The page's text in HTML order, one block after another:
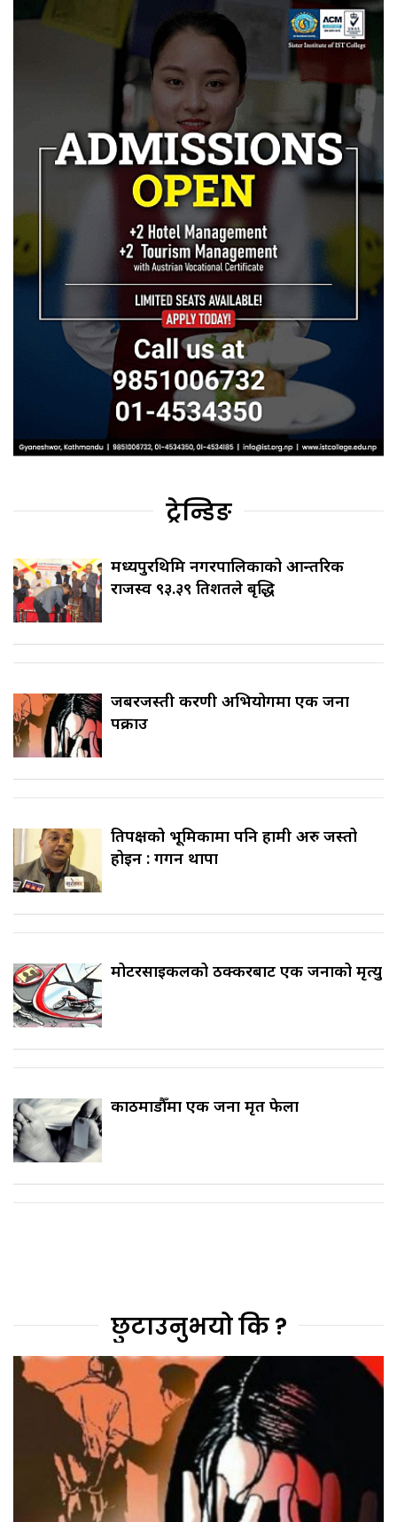
ट्रेन्डिङ
मध्यपुरथिमि नगरपालिकाको आन्तरिक
राजस्व ९३.३९ प्रतिशतले बृद्धि
जबरजस्ती करणी अभियोगमा एक जना
पक्राउ
प्रतिपक्षको भूमिकामा पनि हामी अरु जस्तो
होइन : गगन थापा
मोटरसाइकलको ठक्करबाट एक जनाको मृत्यु
काठमाडौँमा एक जना मृत फेला
छुटाउनुभयो कि ?